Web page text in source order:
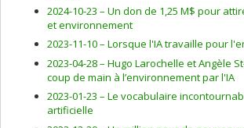
2024-10-23 – Un don de 1,25 M$ pour
et environnement
2023-11-10 – Lorsque l'IA travaille pour
2023-04-28 – Hugo Larochelle et Angèle
coup de main à l’environnement par l'IA
2023-01-23 – Le vocabulaire
artificielle